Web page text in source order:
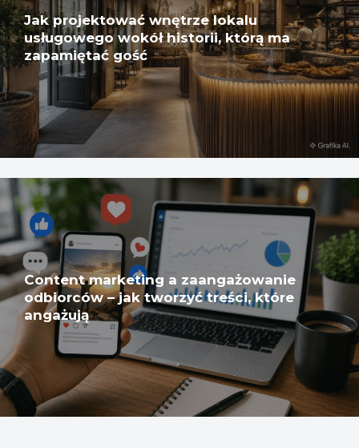
Jak projektować wnętrze lokalu
usługowego wokół historii, którą ma
zapamiętać gość
Content marketing a zaangażowanie
odbiorców – jak tworzyć treści, które
angażują